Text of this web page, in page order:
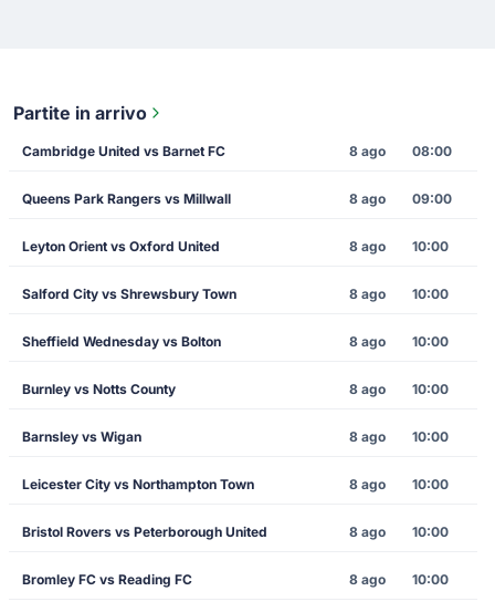
Partite in arrivo
Cambridge United vs Barnet FC 8 ago 08:00
Queens Park Rangers vs Millwall 8 ago 09:00
Leyton Orient vs Oxford United 8 ago 10:00
Salford City vs Shrewsbury Town 8 ago 10:00
Sheffield Wednesday vs Bolton 8 ago 10:00
Burnley vs Notts County 8 ago 10:00
Barnsley vs Wigan 8 ago 10:00
Leicester City vs Northampton Town 8 ago 10:00
Bristol Rovers vs Peterborough United 8 ago 10:00
Bromley FC vs Reading FC 8 ago 10:00